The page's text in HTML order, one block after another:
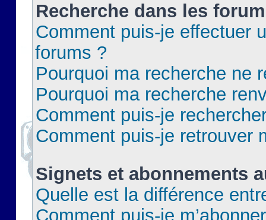
Recherche dans les
Comment puis-je effectuer
forums ?
Pourquoi ma recherche ne
Pourquoi ma recherche
Comment puis-je
Comment puis-je retrouver
Signets et abonnements
Quelle est la différence
Comment puis-je